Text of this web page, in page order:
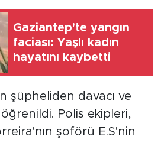
Gaziantep'te yangın
faciası: Yaşlı kadın
hayatını kaybetti
şüpheliden davacı ve
Polis ekipleri,
şoförü E.S'nin